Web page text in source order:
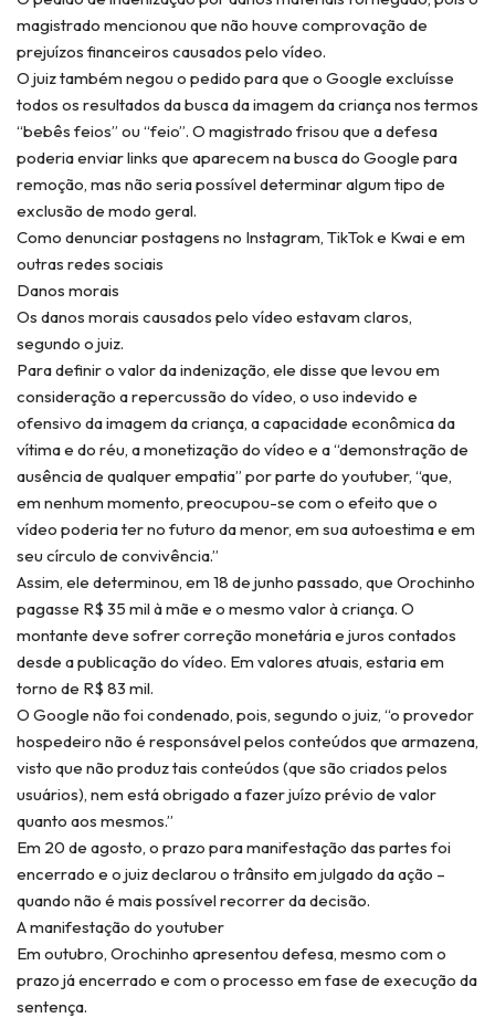
magistrado mencionou que não houve comprovação de
prejuízos financeiros causados pelo vídeo.
O juiz também negou o pedido para que o Google excluísse
todos os resultados da busca da imagem da criança nos termos
“bebês feios” ou “feio”. O magistrado frisou que a defesa
poderia enviar links que aparecem na busca do Google para
remoção, mas não seria possível determinar algum tipo de
exclusão de modo geral.
Como denunciar postagens no Instagram, TikTok e Kwai e em
outras redes sociais
Danos morais
Os danos morais causados pelo vídeo estavam claros,
segundo o juiz.
Para definir o valor da indenização, ele disse que levou em
consideração a repercussão do vídeo, o uso indevido e
ofensivo da imagem da criança, a capacidade econômica da
vítima e do réu, a monetização do vídeo e a “demonstração de
ausência de qualquer empatia” por parte do youtuber, “que,
em nenhum momento, preocupou-se com o efeito que o
vídeo poderia ter no futuro da menor, em sua autoestima e em
seu círculo de convivência.”
Assim, ele determinou, em 18 de junho passado, que Orochinho
pagasse R$ 35 mil à mãe e o mesmo valor à criança. O
montante deve sofrer correção monetária e juros contados
desde a publicação do vídeo. Em valores atuais, estaria em
torno de R$ 83 mil.
O Google não foi condenado, pois, segundo o juiz, “o provedor
hospedeiro não é responsável pelos conteúdos que armazena,
visto que não produz tais conteúdos (que são criados pelos
usuários), nem está obrigado a fazer juízo prévio de valor
quanto aos mesmos.”
Em 20 de agosto, o prazo para manifestação das partes foi
encerrado e o juiz declarou o trânsito em julgado da ação –
quando não é mais possível recorrer da decisão.
A manifestação do youtuber
Em outubro, Orochinho apresentou defesa, mesmo com o
prazo já encerrado e com o processo em fase de execução da
sentença.